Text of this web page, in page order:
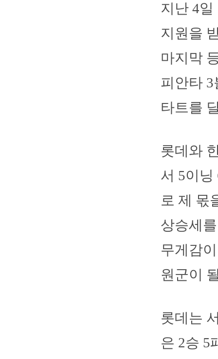
지난 4
지원을
마지막
피안타
타트를
롯데와
서 5이
로 제 몫
상승세
무게감
원군이
롯데는
은 2승 5